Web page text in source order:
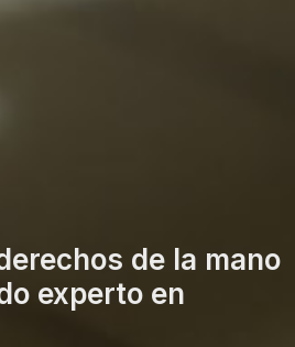
de la mano
experto en